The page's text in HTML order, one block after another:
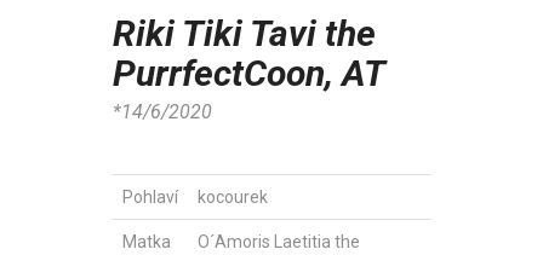
Riki Tiki Tavi the
PurrfectCoon, AT
*14/6/2020
Pohlaví kocourek
Matka
O´Amoris Laetitia the